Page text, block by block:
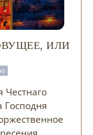
ИЛИ
Честнаго
Господня